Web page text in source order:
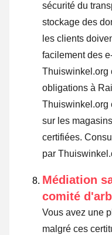
sécurité du
stockage des
les clients
facilement des
Thuiswinkel.org
obligations à
Thuiswinkel.org
sur les
certifiées.
par
Médiation
comité
Vous avez une
malgré ces